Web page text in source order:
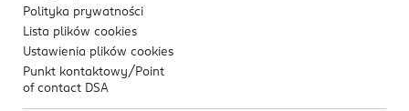
Polityka prywatności
Lista plików cookies
Ustawienia plików cookies
Punkt kontaktowy/ Point
of contact DSA